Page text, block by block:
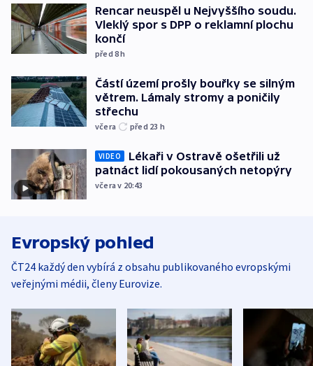
Rencar neuspěl u Nejvyššího soudu.
Vleklý spor s DPP o reklamní plochu
končí
před 8h
Částí území prošly bouřky se silným
větrem. Lámaly stromy a poničily
střechu
včera před 23 h
VIDEO
Lékaři v Ostravě ošetřili už
patnáct lidí pokousaných netopýry
včera v 20:43
Evropský pohled
ČT24 každý den vybírá z obsahu publikovaného evropskými
veřejnými médii, členy Eurovize.